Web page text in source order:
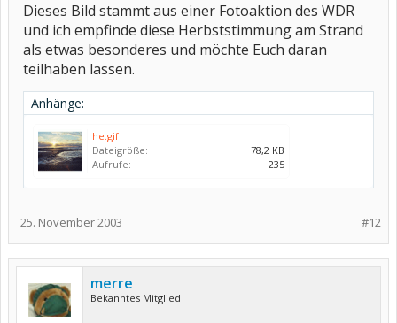
Dieses Bild stammt aus einer Fotoaktion des WDR
und ich empfinde diese Herbststimmung am Strand
als etwas besonderes und möchte Euch daran
teilhaben lassen.
Anhänge:
he.gif
Dateigröße:
78,2 KB
Aufrufe:
235
#12
25. November 2003
merre
Bekanntes Mitglied